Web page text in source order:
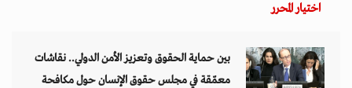
اختيار المحرر
بين حماية الحقوق وتعزيز الأمن الدولي.. نقاشات
معمّقة في مجلس حقوق الإنسان حول مكافحة